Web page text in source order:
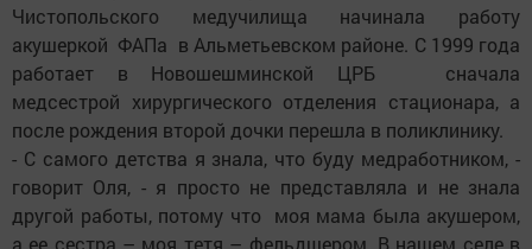
Чистопольского медучилища начинала работу
акушеркой ФАПа в Альметьевском районе. С 1999 года
работает в Новошешминской ЦРБ сначала
медсестрой хирургического отделения стационара, а
после рождения второй дочки перешла в поликлинику.
- С самого детства я знала, что буду медработником, -
говорит Оля, - я просто не представляла и не знала
другой работы, потому что моя мама была акушером,